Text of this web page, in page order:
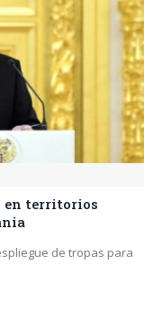
en territorios
de tropas para